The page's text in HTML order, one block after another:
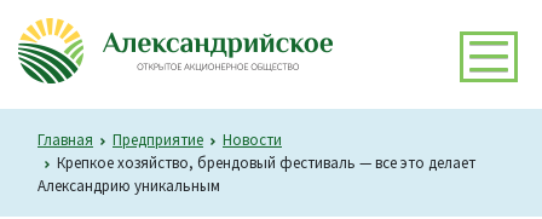
Главная Предприятие
Новости
Крепкое хозяйство, брендовый фестиваль — все это делает
Александрию уникальным